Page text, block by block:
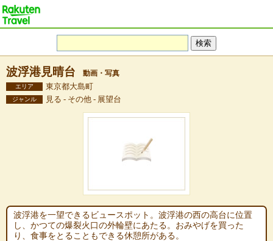
波浮港見晴台 動画・写真
エリア 東京都大島町
ジャンル 見る - その他 - 展望台
波浮港を一望できるビュースポット。波浮港の西の高台に位置
し、かつての爆裂火口の外輪壁にあたる。おみやげを買った
り、食事をとることもできる休憩所がある。